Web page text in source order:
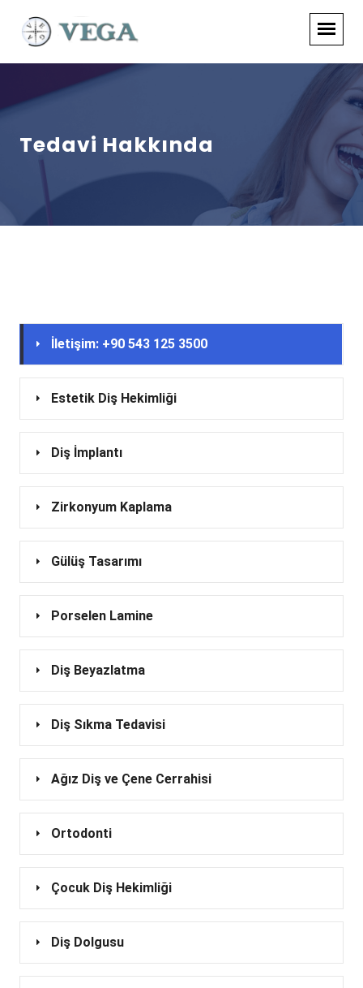
Tedavi Hakkında
İletişim: +90 543 125 3500
Estetik Diş Hekimliği
Diş İmplantı
Zirkonyum Kaplama
Gülüş Tasarımı
Porselen Lamine
Diş Beyazlatma
Diş Sıkma Tedavisi
Ağız Diş ve Çene Cerrahisi
Ortodonti
Çocuk Diş Hekimliği
Diş Dolgusu